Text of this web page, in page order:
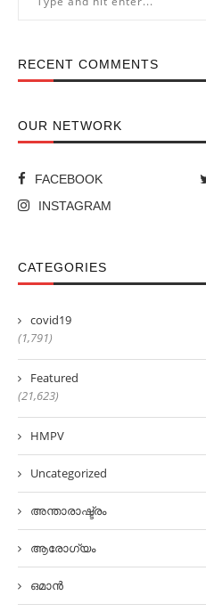
RECENT COMMENTS
OUR NETWORK
FACEBOOK
INSTAGRAM
CATEGORIES
covid19
(1,791)
Featured
(21,623)
HMPV
Uncategorized
അന്താരാഷ്ട്രം
ആരോഗ്യം
ഒമാൻ